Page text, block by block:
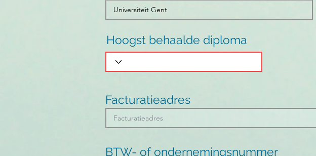
Hoogst behaalde diploma
Facturatieadres
BTW- of ondernemingsnummer